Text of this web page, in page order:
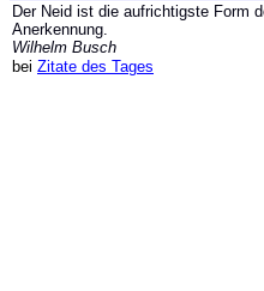
Der Neid ist die aufrichtigste Form
Anerkennung.
Wilhelm Busch
bei Zitate des Tages